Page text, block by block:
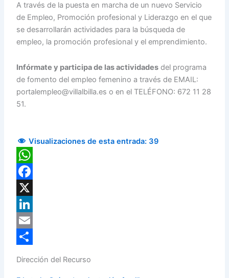
A través de la puesta en marcha de un nuevo Servicio
de Empleo, Promoción profesional y Liderazgo en el que
se desarrollarán actividades para la búsqueda de
empleo, la promoción profesional y el emprendimiento.
Infórmate y participa de las actividades del programa
de fomento del empleo femenino a través de EMAIL:
portalempleo@villalbilla.es o en el TELÉFONO: 672 11 28
51.
Visualizaciones de esta entrada: 39
WhatsApp
Facebook
X
LinkedIn
Email
Dirección del Recurso